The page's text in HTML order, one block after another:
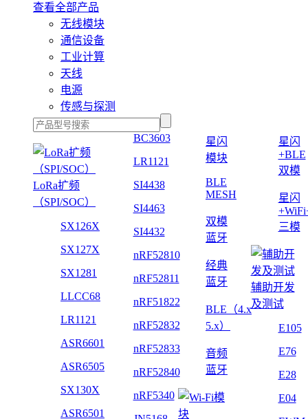
查看全部产品
无线模块
通信设备
工业计算
天线
电源
传感与探测
LoRa扩频
（SPI/SOC）
SX126X
SX127X
SX1281
LLCC68
LR1121
ASR6601
ASR6505
SX130X
ASR6501
BC3603
LR1121
SI4438
SI4463
SI4432
nRF52810
nRF52811
nRF51822
nRF52832
nRF52833
nRF52840
nRF5340
星闪
模块
BLE
MESH
双模
蓝牙
经典
蓝牙
BLE（4.x
5.x）
音频
蓝牙
星闪
+BLE
双模
星闪
三模
辅助开发
及测试
E105
E76
E28
E04